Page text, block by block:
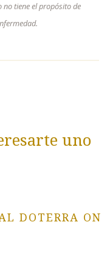
no tiene el propósito de
uno
DOTERRA ON